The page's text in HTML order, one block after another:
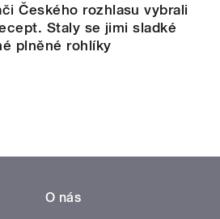
Českého rozhlasu vybrali
Staly se jimi sladké
plněné rohlíky
O nás